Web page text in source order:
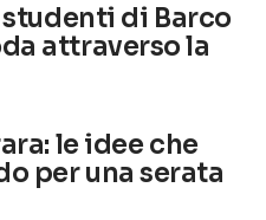
di Barco
attraverso la
le idee che
per una serata